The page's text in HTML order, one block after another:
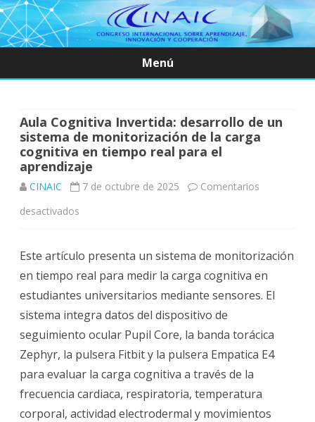
Menú
Saltar
Aula Cognitiva Invertida: desarrollo de un
sistema de monitorización de la carga
cognitiva en tiempo real para el
aprendizaje
CINAIC 7 de octubre de 2025
Comentarios
desactivados
Cognitiva
Invertida:
desarrollo
de
un
sistema
de
Este artículo presenta un sistema de monitorización
en tiempo real para medir la carga cognitiva en
estudiantes universitarios mediante sensores. El
sistema integra datos del dispositivo de
seguimiento ocular Pupil Core, la banda torácica
Zephyr, la pulsera Fitbit y la pulsera Empatica E4
para evaluar la carga cognitiva a través de la
frecuencia cardiaca, respiratoria, temperatura
corporal, actividad electrodermal y movimientos